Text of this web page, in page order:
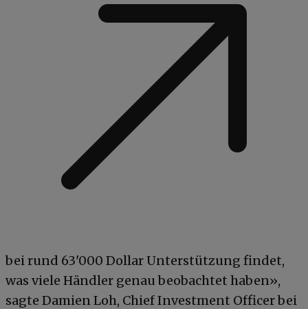
bei rund 63'000 Dollar Unterstützung findet,
was viele Händler genau beobachtet haben»,
sagte Damien Loh, Chief Investment Officer bei